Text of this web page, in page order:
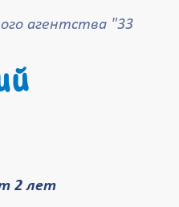
агентства "33
2 лет